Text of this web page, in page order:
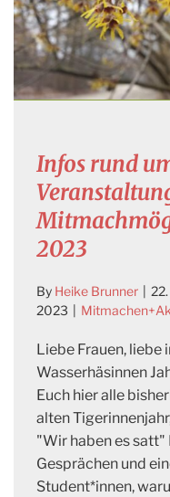
Infos rund
2023
By Heike Brunner
2023
Liebe Frauen, liebe
Wasserhäsinnen
Euch hier alle
alten
"Wir haben es satt"
Gesprächen und
Student*innen,